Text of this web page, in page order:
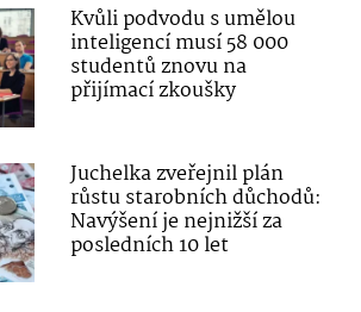
Kvůli podvodu s umělou
inteligencí musí 58 000
studentů znovu na
přijímací zkoušky
Juchelka zveřejnil plán
růstu starobních důchodů:
Navýšení je nejnižší za
posledních 10 let